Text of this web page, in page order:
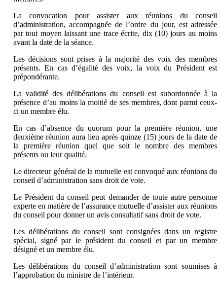
La convocation pour assister aux réunions du conseil
d’administration, accompagnée de l’ordre du jour, est adressée
par tout moyen laissant une trace écrite, dix (10) jours au moins
avant la date de la séance.
Les décisions sont prises à la majorité des voix des membres
présents. En cas d’égalité des voix, la voix du Président est
prépondérante.
La validité des délibérations du conseil est subordonnée à la
présence d’au moins la moitié de ses membres, dont parmi ceux-
ci un membre élu.
En cas d’absence du quorum pour la première réunion, une
deuxième réunion aura lieu après quinze (15) jours de la date de
la première réunion quel que soit le nombre des membres
présents ou leur qualité.
Le directeur général de la mutuelle est convoqué aux réunions du
conseil d’administration sans droit de vote.
Le Président du conseil peut demander de toute autre personne
experte en matière de l’assurance mutuelle d’assister aux réunions
du conseil pour donner un avis consultatif sans droit de vote.
Les délibérations du conseil sont consignées dans un registre
spécial, signé par le président du conseil et par un membre
désigné et un membre élu.
Les délibérations du conseil d’administration sont soumises à
l’approbation du ministre de l’intérieur.